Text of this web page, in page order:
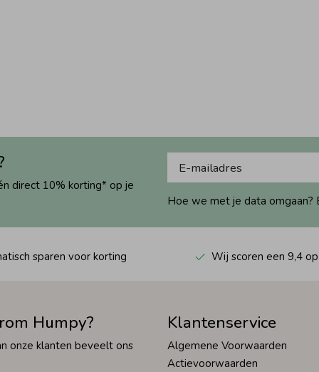
direct 10% korting* op je
Hoe we met je data omgaan?
sparen voor korting Wij scoren een 9,4
Humpy?
onze klanten beveelt ons
Klantenservice
Algemene Voorwaarden
Actievoorwaarden